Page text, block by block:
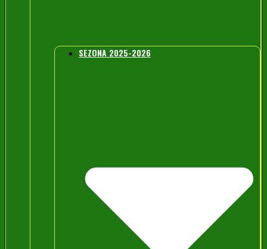
SEZONA 2025-2026